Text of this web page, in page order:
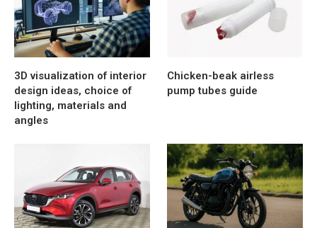
3D visualization of interior
design ideas, choice of
lighting, materials and
angles
Chicken-beak airless
pump tubes guide